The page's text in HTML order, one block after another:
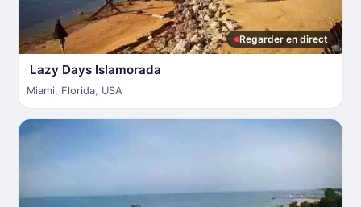
Regarder en direct
Lazy Days Islamorada
Miami, Florida, USA